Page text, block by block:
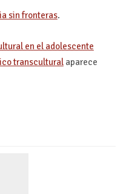
sin fronteras.
en el adolescente
transculturalaparece